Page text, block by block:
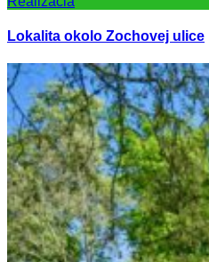
Lokalita okolo Zochovej ulice